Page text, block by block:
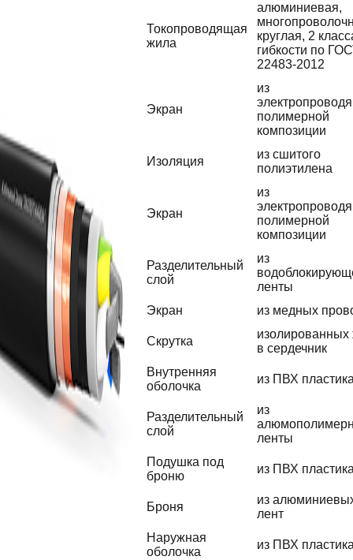
Токопроводящая
жила
алюминиевая,
круглая, 2
гибкости по
22483-2012
Экран
из
полимерной
композиции
Изоляция
из сшитого
полиэтилена
Экран
из
полимерной
композиции
Разделительный
слой
из
ленты
Экран
из медных
Скрутка
изолированных
в сердечник
Внутренняя
оболочка
из ПВХ
Разделительный
слой
из
ленты
Подушка под
броню
из ПВХ
Броня
из
лент
Наружная
оболочка
из ПВХ